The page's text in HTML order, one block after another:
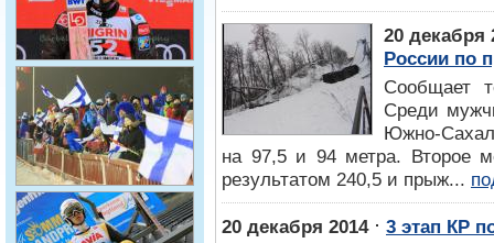
20 декабря
России по
Сообщает
Среди
Южно-
на 97,5 и 94 метра. Второе
результатом 240,5 и прыж...
20 декабря 2014⋅ 3 этап КР